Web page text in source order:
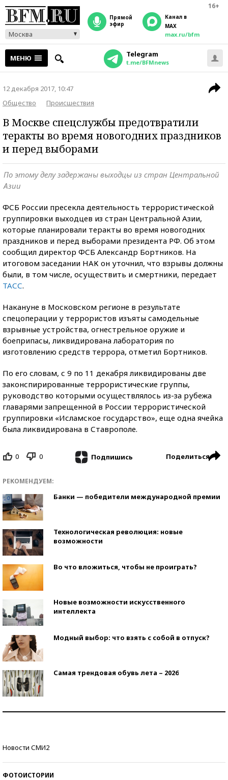
16+
Москва
прямой
эфир
Канал в
MAX
max.ru/bfm
МЕНЮ Telegram
t.me/BFMnews
12 декабря 2017, 10:47
Общество
Происшествия
В Москве спецслужбы предотвратили
теракты во время новогодних праздников
и перед выборами
По этому делу задержаны выходцы из стран Центральной
Азии
ФСБ России пресекла деятельность террористической
группировки выходцев из стран Центральной Азии,
которые планировали теракты во время новогодних
праздников и перед выборами президента РФ. Об этом
сообщил директор ФСБ Александр Бортников. На
итоговом заседании НАК он уточнил, что взрывы должны
были, в том числе, осуществить и смертники, передает
ТАСС.
Накануне в Московском регионе в результате
спецоперации у террористов изъяты самодельные
взрывные устройства, огнестрельное оружие и
боеприпасы, ликвидирована лаборатория по
изготовлению средств террора, отметил Бортников.
По его словам, с 9 по 11 декабря ликвидированы две
законспирированные террористические группы,
руководство которыми осуществлялось из-за рубежа
главарями запрещенной в России террористической
группировки «Исламское государство», еще одна ячейка
была ликвидирована в Ставрополе.
0 0 Подпишись Поделиться
РЕКОМЕНДУЕМ:
Банки — победители международной премии
Технологическая революция: новые
возможности
Во что вложиться, чтобы не проиграть?
Новые возможности искусственного
интеллекта
Модный выбор: что взять с собой в отпуск?
Самая трендовая обувь лета – 2026
Новости СМИ2
ФОТОИСТОРИИ